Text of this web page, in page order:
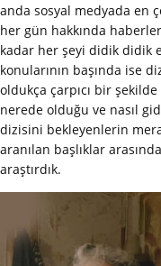
anda sosyal medyada en
her gün hakkında
kadar her şeyi didik didik
konularının başında ise
oldukça çarpıcı bir şekilde
nerede olduğu ve nasıl
dizisini bekleyenlerin
aranılan başlıklar
araştırdık.